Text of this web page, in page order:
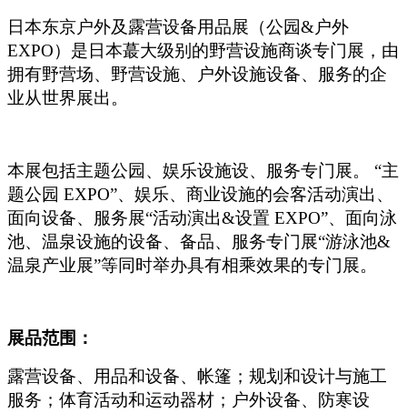
日本东京户外及露营设备用品展（公园&户外
EXPO）是日本蕞大级别的野营设施商谈专门展，由
拥有野营场、野营设施、户外设施设备、服务的企
业从世界展出。
本展包括主题公园、娱乐设施设、服务专门展。 “主
题公园 EXPO”、娱乐、商业设施的会客活动演出、
面向设备、服务展“活动演出&设置 EXPO”、面向泳
池、温泉设施的设备、备品、服务专门展“游泳池&
温泉产业展”等同时举办具有相乘效果的专门展。
展品范围：
露营设备、用品和设备、帐篷；规划和设计与施工
服务；体育活动和运动器材；户外设备、防寒设